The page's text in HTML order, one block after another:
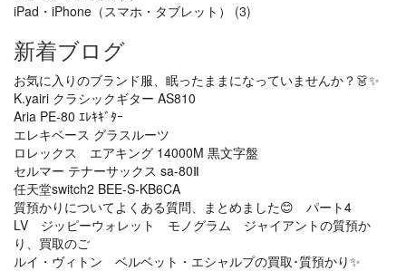
iPad・iPhone（スマホ・タブレット）
(3)
新着ブログ
お気に入りのブランド服、眠ったままになっていませんか？👗✨
K.yairi クラシックギター AS810
Aria PE-80 ｴﾚｷｷﾞﾀｰ
エレキベース グラスルーツ
ロレックス エアキング 14000M 黒文字盤
セルマー テナーサックス sa-80Ⅱ
任天堂switch2 BEE-S-KB6CA
質預かりについてよくある質問、まとめました😊 パート4
LV ジッピーウォレット モノグラム ジャイアントの質預か
り、買取のご
ルイ・ヴィトン ベルベット・エシャルプの買取･質預かり✨